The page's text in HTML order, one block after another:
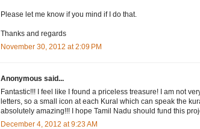
Please let me know if you mind if I do that.
Thanks and regards
November 30, 2012 at 2:09 PM
Anonymous said...
Fantastic!!! I feel like I found a priceless treasure! I am not
letters, so a small icon at each Kural which can speak the
absolutely amazing!!! I hope Tamil Nadu should fund this
December 4, 2012 at 9:23 AM